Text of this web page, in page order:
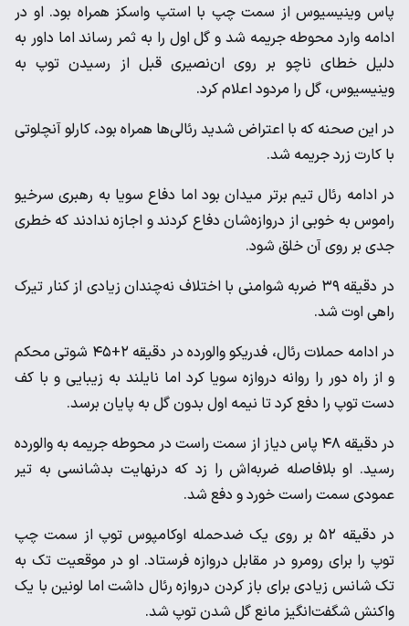
پاس وینیسیوس از سمت چپ با استپ واسکز همراه بود. او در
ادامه وارد محوطه جریمه شد و گل اول را به ثمر رساند اما داور به
دلیل خطای ناچو بر روی ان‌نصیری قبل از رسیدن توپ به
وینیسیوس، گل را مردود اعلام کرد.
در این صحنه که با اعتراض شدید رئالی‌ها همراه بود، کارلو آنچلوتی
با کارت زرد جریمه شد.
در ادامه رئال تیم برتر میدان بود اما دفاع سویا به رهبری سرخیو
راموس به خوبی از دروازه‌شان دفاع کردند و اجازه ندادند که خطری
جدی بر روی آن خلق شود.
در دقیقه ۳۹ ضربه شوامنی با اختلاف نه‌چندان زیادی از کنار تیرک
راهی اوت شد.
در ادامه حملات رئال، فدریکو والورده در دقیقه ۲+۴۵ شوتی محکم
و از راه دور را روانه دروازه سویا کرد اما نایلند به زیبایی و با کف
دست توپ را دفع کرد تا نیمه اول بدون گل به پایان برسد.
در دقیقه ۴۸ پاس دیاز از سمت راست در محوطه جریمه به والورده
رسید. او بلافاصله ضربه‌اش را زد که درنهایت بدشانسی به تیر
عمودی سمت راست خورد و دفع شد.
در دقیقه ۵۲ بر روی یک ضدحمله اوکامپوس توپ از سمت چپ
توپ را برای رومرو در مقابل دروازه فرستاد. او در موقعیت تک به
تک شانس زیادی برای باز کردن دروازه رئال داشت اما لونین با یک
واکنش شگفت‌انگیز مانع گل شدن توپ شد.